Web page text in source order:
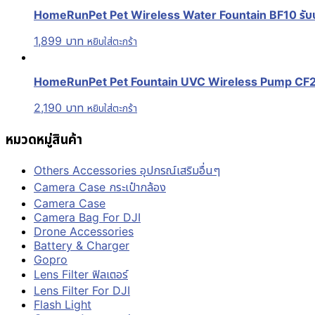
HomeRunPet Pet Wireless Water Fountain BF10 รับ
1,899 บาท หยิบใส่ตะกร้า
HomeRunPet Pet Fountain UVC Wireless Pump
2,190 บาท หยิบใส่ตะกร้า
หมวดหมู่สินค้า
Others Accessories อุปกรณ์เสริมอื่นๆ
Camera Case กระเป๋ากล้อง
Camera Case
Camera Bag For DJI
Drone Accessories
Battery & Charger
Gopro
Lens Filter ฟิลเตอร์
Lens Filter For DJI
Flash Light